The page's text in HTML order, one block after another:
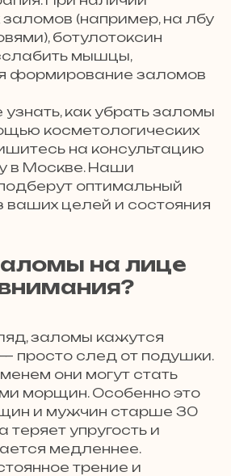
(например, на лбу
ботулотоксин
мышцы,
формирование заломов
узнать, как убрать заломы
косметологических
на консультацию
в Москве. Наши
оптимальный
ваших целей и состояния
на лице
заломы кажутся
просто след от подушки.
они могут стать
морщин. Особенно это
и мужчин старше 30
теряет упругость и
медленнее.
трение и